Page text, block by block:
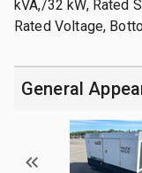
kVA,/32 kW, Rated
Rated Voltage,
General